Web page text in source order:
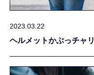
2023.03.22
ヘルメットかぶっチャリ